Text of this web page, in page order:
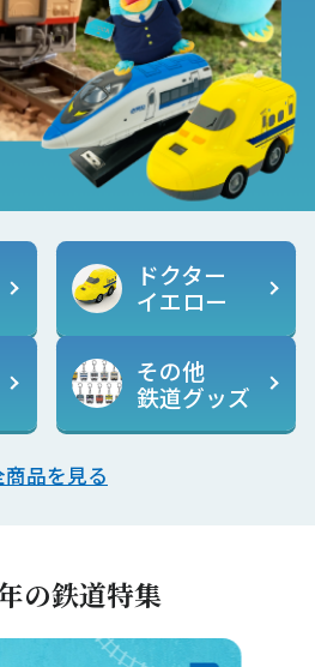
ドクター
イエロー
その他
鉄道グッズ
商品を見る
の鉄道特集